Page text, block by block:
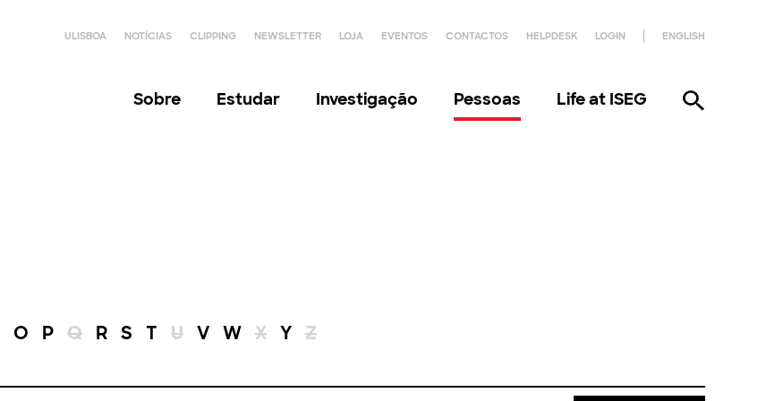
ULISBOA NOTÍCIAS CLIPPING NEWSLETTER LOJA EVENTOS CONTACTOS HELPDESK LOGIN ENGLISH
Sobre Estudar Investigação Pessoas Life at ISEG
O P Q R S T U V W X Y Z